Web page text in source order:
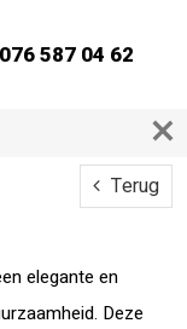
076 587 04 62
Terug
elegante en
Deze